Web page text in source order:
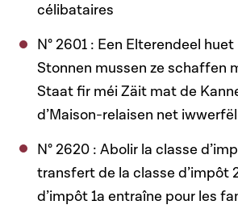
célibataires
N° 2601 : Een Elterendeel
Stonnen mussen ze schaffen
Staat fir méi Zäit mat de
d’Maison-relaisen net
N° 2620 : Abolir la classe
transfert de la classe d’impôt
d’impôt 1a entraîne pour les